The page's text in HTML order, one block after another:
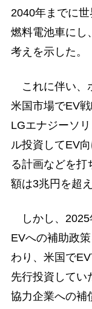
2040年までに
燃料電池車にし
考えを示した。
これに伴い、
米国市場でEV
LGエナジーソ
ル投資してEV
る計画などを打
額は3兆円を超
しかし、2025
EVへの補助政
わり、米国で
先行投資してい
協力企業への補